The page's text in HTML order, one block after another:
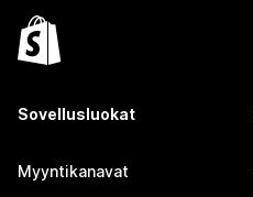
Sovellusluokat
Myyntikanavat